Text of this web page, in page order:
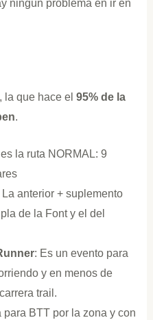
ningún problema en ir en
la que hace el 95% de la
.
la ruta NORMAL: 9
La anterior + suplemento
de la Font y el del
: Es un evento para
y en menos de
trail.
para BTT por la zona y con